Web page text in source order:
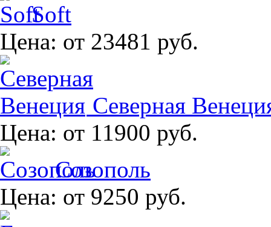
Soft
Цена: от 23481 руб.
Северная
Цена: от 11900 руб.
Созополь
Цена: от 9250 руб.